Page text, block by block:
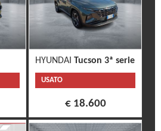
HYUNDAI Tucson 3ª serie
USATO
€ 18.600